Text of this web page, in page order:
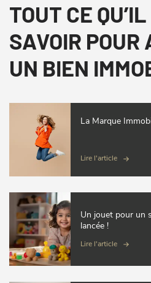
TOUT CE
SAVOIR POUR
UN BIEN
La Marque
Lire l'article
Un jouet pour un
lancée !
Lire l'article